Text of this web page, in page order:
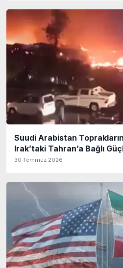
Suudi Arabistan
Irak’taki Tahran’a Bağlı
30 Temmuz 2026